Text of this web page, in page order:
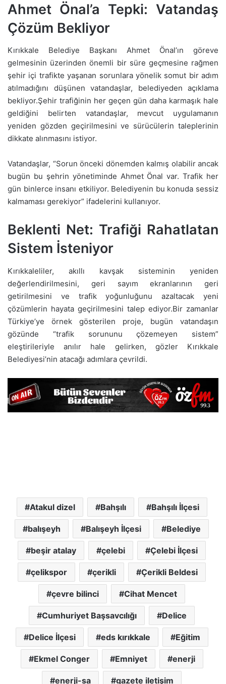
Ahmet Önal’a Tepki: Vatandaş
Çözüm Bekliyor
Kırıkkale Belediye Başkanı Ahmet Önal’ın göreve
gelmesinin üzerinden önemli bir süre geçmesine rağmen
şehir içi trafikte yaşanan sorunlara yönelik somut bir adım
atılmadığını düşünen vatandaşlar, belediyeden açıklama
bekliyor.Şehir trafiğinin her geçen gün daha karmaşık hale
geldiğini belirten vatandaşlar, mevcut uygulamanın
yeniden gözden geçirilmesini ve sürücülerin taleplerinin
dikkate alınmasını istiyor.
Vatandaşlar, “Sorun önceki dönemden kalmış olabilir ancak
bugün bu şehrin yönetiminde Ahmet Önal var. Trafik her
gün binlerce insanı etkiliyor. Belediyenin bu konuda sessiz
kalmaması gerekiyor” ifadelerini kullanıyor.
Beklenti Net: Trafiği Rahatlatan
Sistem İsteniyor
Kırıkkaleliler, akıllı kavşak sisteminin yeniden
değerlendirilmesini, geri sayım ekranlarının geri
getirilmesini ve trafik yoğunluğunu azaltacak yeni
çözümlerin hayata geçirilmesini talep ediyor.Bir zamanlar
Türkiye’ye örnek gösterilen proje, bugün vatandaşın
gözünde “trafik sorununu çözemeyen sistem”
eleştirileriyle anılır hale gelirken, gözler Kırıkkale
Belediyesi’nin atacağı adımlara çevrildi.
Atakul dizel Bahşılı Bahşılı İlçesi
balışeyh Balışeyh İlçesi Belediye
beşir atalay çelebi Çelebi İlçesi
çelikspor çerikli Çerikli Beldesi
çevre bilinci Cihat Mencet
Cumhuriyet Başsavcılığı Delice
Delice İlçesi eds kırıkkale Eğitim
Ekmel Conger Emniyet enerji
enerji-sa gazete iletişim